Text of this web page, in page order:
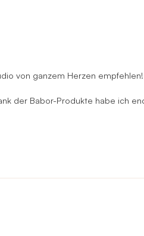
von ganzem Herzen
der Babor-Produkte habe ich